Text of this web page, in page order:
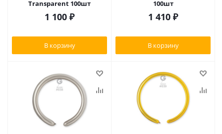
Transparent 100шт
1 100 ₽
В корзину
100шт
1 410 ₽
В корзину